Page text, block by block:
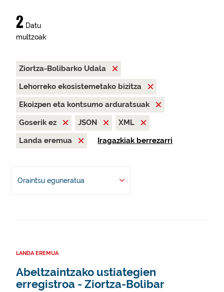
2 Datu
multzoak
Ziortza-Bolibarko Udala
Lehorreko ekosistemetako bizitza
Ekoizpen eta kontsumo arduratsuak
Goserik ez
JSON
XML
Landa eremua
Iragazkiak berrezarri
Oraintsu eguneratua
LANDA EREMUA
Abeltzaintzako ustiategien
erregistroa - Ziortza-Bolibar